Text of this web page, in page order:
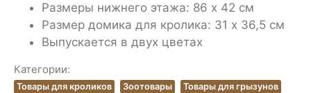
Размеры нижнего этажа: 86 х 42 см
Размер домика для кролика: 31 x 36,5 см
Выпускается в двух цветах
Категории:
Товары для кроликов Зоотовары
Товары для грызунов